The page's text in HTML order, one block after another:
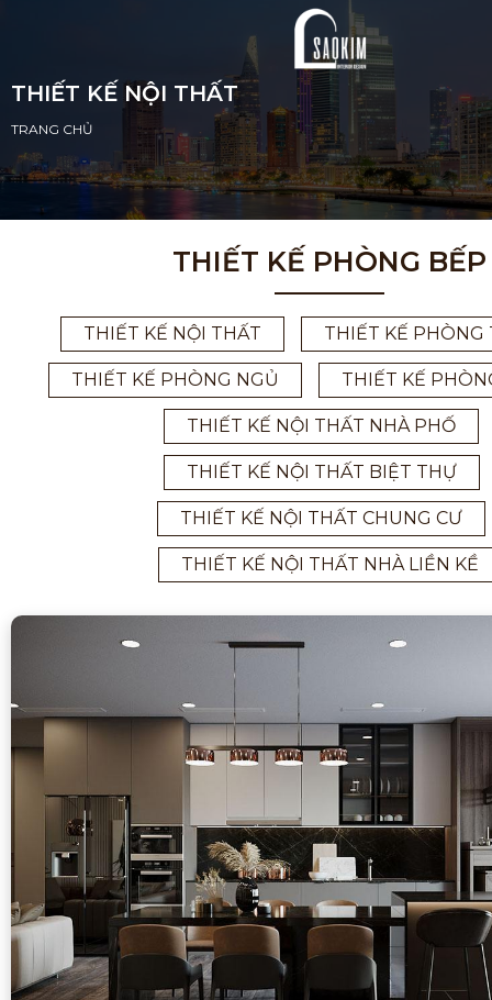
THIẾT KẾ NỘI THẤT
TRANG CHỦ
THIẾT KẾ PHÒNG BẾP
THIẾT KẾ NỘI THẤT THIẾT KẾ PHÒNG
THIẾT KẾ PHÒNG NGỦ THIẾT KẾ
THIẾT KẾ NỘI THẤT NHÀ PHỐ
THIẾT KẾ NỘI THẤT BIỆT THỰ
THIẾT KẾ NỘI THẤT CHUNG CƯ
THIẾT KẾ NỘI THẤT NHÀ LIỀN KỀ